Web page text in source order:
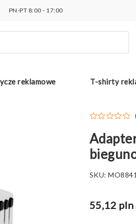
PN-PT 8:00 - 17:00
reklamowe T-shirty
SKU:
55,12 pln